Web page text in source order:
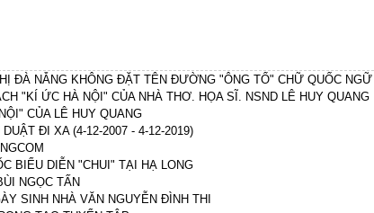
ĐÀ NẴNG KHÔNG ĐẶT TÊN ĐƯỜNG "ÔNG TỔ" CHỮ QUỐC NGỮ
"KÍ ỨC HÀ NỘI" CỦA NHÀ THƠ. HỌA SĨ. NSND LÊ HUY QUANG
CỦA LÊ HUY QUANG
ĐI XA (4-12-2007 - 4-12-2019)
BIỂU DIỄN "CHUI" TẠI HẠ LONG
NGỌC TẤN
SINH NHÀ VĂN NGUYỄN ĐÌNH THI